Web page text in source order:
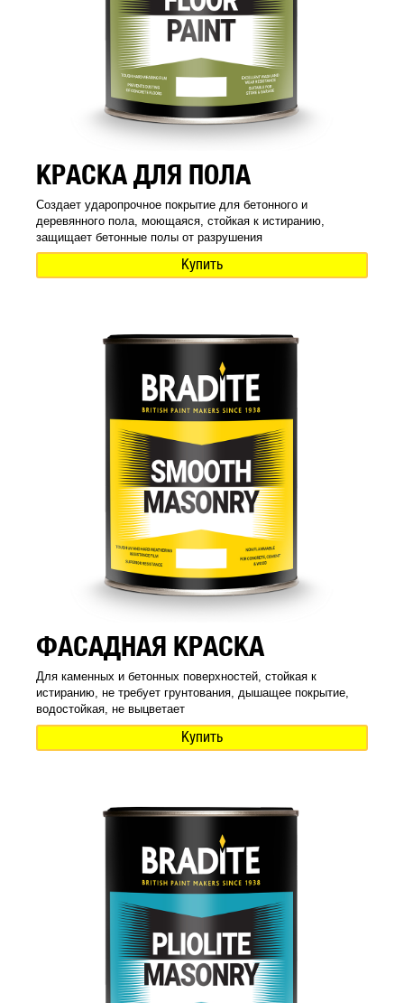
КРАСКА ДЛЯ ПОЛА
Создает ударопрочное покрытие для бетонного и
деревянного пола, моющаяся, стойкая к истиранию,
защищает бетонные полы от разрушения
Купить
ФАСАДНАЯ КРАСКА
Для каменных и бетонных поверхностей, стойкая к
истиранию, не требует грунтования, дышащее покрытие,
водостойкая, не выцветает
Купить